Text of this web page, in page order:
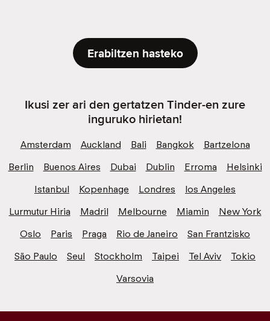
Erabiltzen hasteko
Ikusi zer ari den gertatzen Tinder-en zure
inguruko hirietan!
Amsterdam Auckland Bali Bangkok
Bartzelona
Berlin
Buenos Aires Dubai Dublin Erroma
Helsinki
Istanbul
Kopenhage Londres
los Angeles
Lurmutur Hiria
Madril Melbourne Miamin
New York
Oslo
Paris Praga Rio de Janeiro
San Frantzisko
São Paulo
Seul Stockholm Taipei Tel Aviv
Tokio
Varsovia